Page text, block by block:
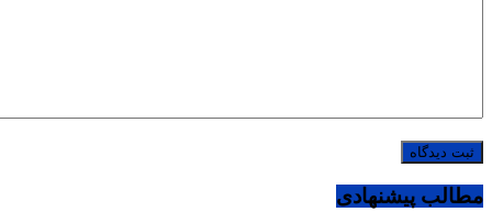
مطالب پیشنهادی